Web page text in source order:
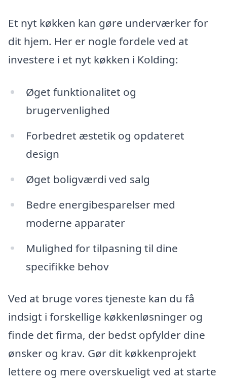
Et nyt køkken kan gøre underværker for
dit hjem. Her er nogle fordele ved at
investere i et nyt køkken i Kolding:
Øget funktionalitet og
brugervenlighed
Forbedret æstetik og opdateret
design
Øget boligværdi ved salg
Bedre energibesparelser med
moderne apparater
Mulighed for tilpasning til dine
specifikke behov
Ved at bruge vores tjeneste kan du få
indsigt i forskellige køkkenløsninger og
finde det firma, der bedst opfylder dine
ønsker og krav. Gør dit køkkenprojekt
lettere og mere overskueligt ved at starte